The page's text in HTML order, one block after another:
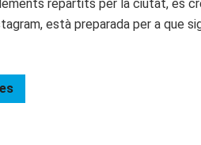
repartits per la ciutat, es
està preparada per a que